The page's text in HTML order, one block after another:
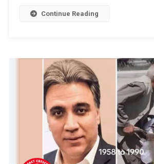
عمر
Continue Reading